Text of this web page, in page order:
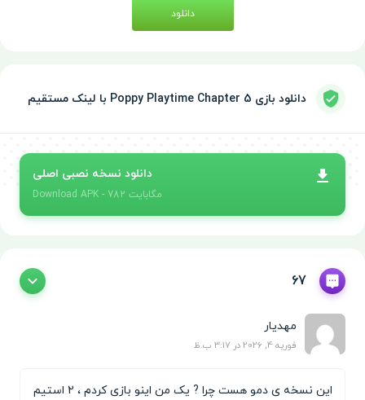
دانلود
دانلود بازی Poppy Playtime Chapter 5 با لینک مستقیم
دانلود نسخه نصبی اصلی
Download APK - 782 مگابایت
67
مهدیار
فوریه 4, 2026 در 3:17 ب.ظ
این نسخه ی دمو هست چرا ? یک من اینو بازی کردم ، 2 استیم